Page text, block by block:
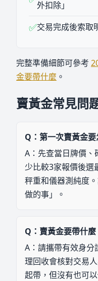
外扣除」
✅交易完成後索取
完整準備細節可參考
金要帶什麼 。
賣黃金常見問
Q： 第一次賣黃金要
A： 先查當日牌價、
少比較3家報價後選
秤重和儀器測純度
做的事」。
Q： 賣黃金要帶什麼
A： 請攜帶有效身分
理回收會核對交易
起帶，但沒有也可以